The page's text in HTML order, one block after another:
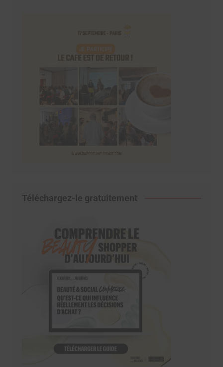
Téléchargez-le gratuitement